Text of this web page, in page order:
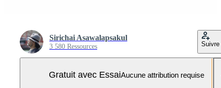
Sirichai Asawalapsakul
3 580 Ressources Suivre
Gratuit avec EssaiAucune attribution requise